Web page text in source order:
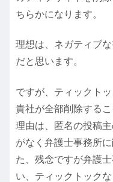
ちらかになります。
理想は、ネガティブ
だと思います。
ですが、ティックト
貴社が全部削除する
理由は、匿名の投稿
がなく弁護士事務所
た、残念ですが弁護
い、ティックトック